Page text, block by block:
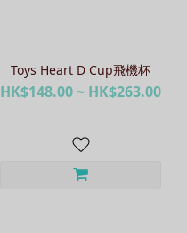
Toys Heart D Cup飛機杯
HK$148.00 ~ HK$263.00